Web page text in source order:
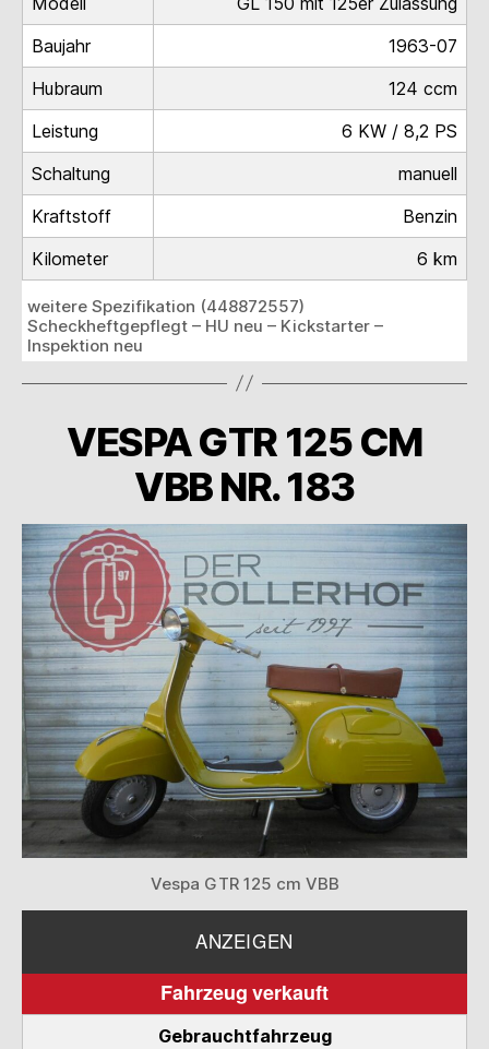
Baujahr
1963-07
Hubraum
124 ccm
Leistung
6 KW / 8,2 PS
Schaltung
manuell
Kraftstoff
Benzin
Kilometer
6 km
weitere Spezifikation (448872557)
Scheckheftgepflegt – HU neu – Kickstarter –
Inspektion neu
VESPA GTR 125 CM
VBB NR. 183
Vespa GTR 125 cm VBB
ANZEIGEN
Fahrzeug verkauft
Gebrauchtfahrzeug